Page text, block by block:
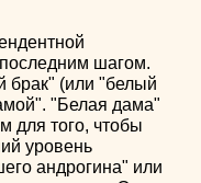
шагом.
брак" (или "белый
"Белая дама"
для того, чтобы
уровень
андрогина" или